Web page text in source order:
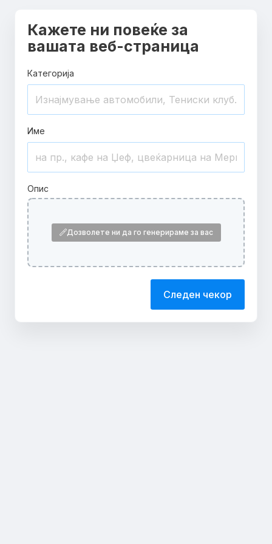
Кажете ни повеќе за
вашата веб-страница
Категорија
Име
Опис
Дозволете ни да го генерираме за вас
Следен чекор